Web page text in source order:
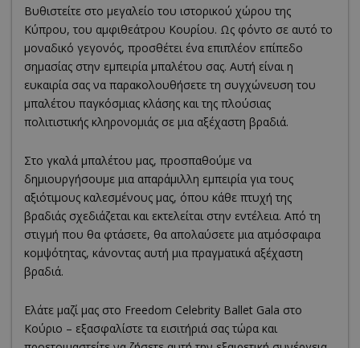
Βυθιστείτε στο μεγαλείο του ιστορικού χώρου της
Κύπρου, του αμφιθεάτρου Κουρίου. Ως φόντο σε αυτό το
μοναδικό γεγονός, προσθέτει ένα επιπλέον επίπεδο
σημασίας στην εμπειρία μπαλέτου σας. Αυτή είναι η
ευκαιρία σας να παρακολουθήσετε τη συγχώνευση του
μπαλέτου παγκόσμιας κλάσης και της πλούσιας
πολιτιστικής κληρονομιάς σε μια αξέχαστη βραδιά.
Στο γκαλά μπαλέτου μας, προσπαθούμε να
δημιουργήσουμε μια απαράμιλλη εμπειρία για τους
αξιότιμους καλεσμένους μας, όπου κάθε πτυχή της
βραδιάς σχεδιάζεται και εκτελείται στην εντέλεια. Από τη
στιγμή που θα φτάσετε, θα απολαύσετε μια ατμόσφαιρα
κομψότητας, κάνοντας αυτή μια πραγματικά αξέχαστη
βραδιά.
Ελάτε μαζί μας στο Freedom Celebrity Ballet Gala στο
Κούριο – εξασφαλίστε τα εισιτήριά σας τώρα και